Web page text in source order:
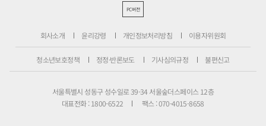
PC버전
회사소개 윤리강령 개인정보처리방침 이용자위원회
청소년보호정책 정정·반론보도 기사심의규정 불편신고
서울특별시 성동구 성수일로 39-34 서울숲더스페이스 12층
대표전화 : 1800-6522
팩스 : 070-4015-8658